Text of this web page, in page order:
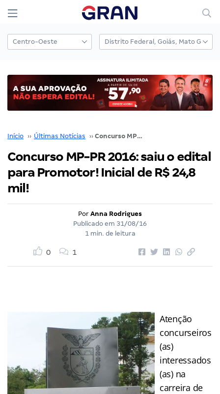
Início ›› Últimas Notícias ›› Concurso MP-PR 2016: saiu o edital para Promotor! Inicial de R$ 24,8 mil!
Concurso MP-PR 2016: saiu o edital
para Promotor! Inicial de R$ 24,8
mil!
Por Anna Rodrigues
Publicado em 31/08/16
1 min. de leitura
0 1
Atenção
concurseiros
(as)
interessados
(as) na
carreira de